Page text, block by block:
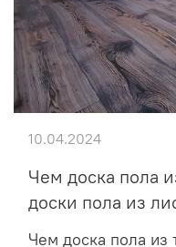
Чем доска пола
доски пола из
Чем доска пола из
10.04.2024